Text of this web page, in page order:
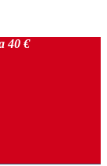
40 €